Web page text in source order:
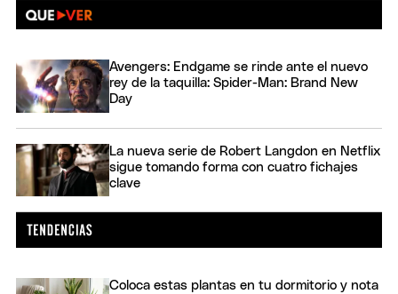
Avengers: Endgame se rinde ante el nuevo
rey de la taquilla: Spider-Man: Brand New
Day
La nueva serie de Robert Langdon en Netflix
sigue tomando forma con cuatro fichajes
clave
Coloca estas plantas en tu dormitorio y nota